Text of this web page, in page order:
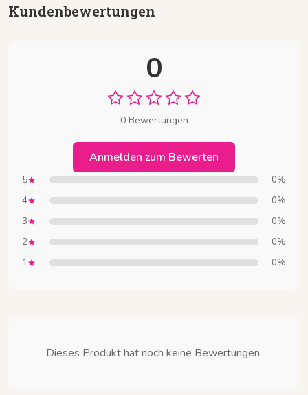
Kundenbewertungen
0
0 Bewertungen
Anmelden zum Bewerten
5 0%
4 0%
3 0%
2 0%
1 0%
Dieses Produkt hat noch keine Bewertungen.